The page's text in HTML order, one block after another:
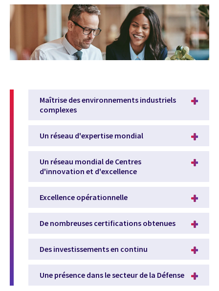
Maîtrise des environnements industriels
complexes
Un réseau d'expertise mondial
Un réseau mondial de Centres
d'innovation et d'excellence
Excellence opérationnelle
De nombreuses certifications obtenues
Des investissements en continu
Une présence dans le secteur de la Défense